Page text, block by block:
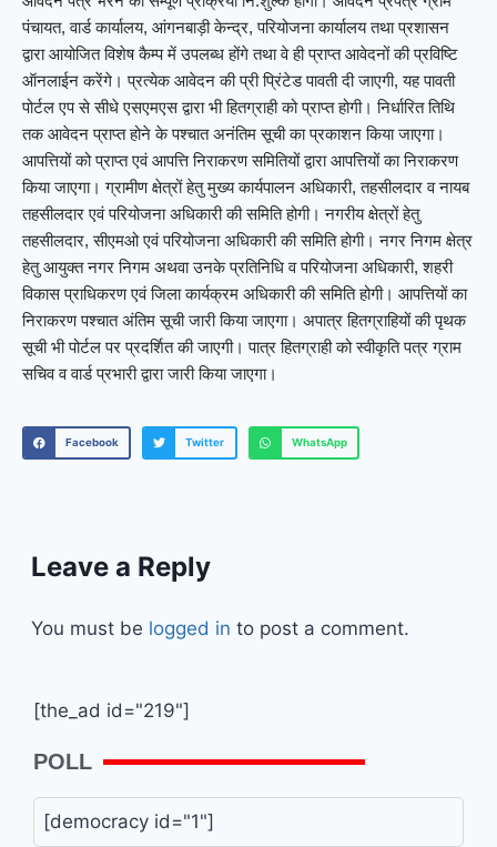
पंचायत, वार्ड कार्यालय, आंगनबाड़ी केन्द्र, परियोजना कार्यालय तथा प्रशासन
द्वारा आयोजित विशेष कैम्प में उपलब्ध होंगे तथा वे ही प्राप्त आवेदनों की प्रविष्टि
ऑनलाईन करेंगे। प्रत्येक आवेदन की प्री प्रिंटेड पावती दी जाएगी, यह पावती
पोर्टल एप से सीधे एसएमएस द्वारा भी हितग्राही को प्राप्त होगी। निर्धारित तिथि
तक आवेदन प्राप्त होने के पश्चात अनंतिम सूची का प्रकाशन किया जाएगा।
आपत्तियों को प्राप्त एवं आपत्ति निराकरण समितियों द्वारा आपत्तियों का निराकरण
किया जाएगा। ग्रामीण क्षेत्रों हेतु मुख्य कार्यपालन अधिकारी, तहसीलदार व नायब
तहसीलदार एवं परियोजना अधिकारी की समिति होगी। नगरीय क्षेत्रों हेतु
तहसीलदार, सीएमओ एवं परियोजना अधिकारी की समिति होगी। नगर निगम क्षेत्र
हेतु आयुक्त नगर निगम अथवा उनके प्रतिनिधि व परियोजना अधिकारी, शहरी
विकास प्राधिकरण एवं जिला कार्यक्रम अधिकारी की समिति होगी। आपत्तियों का
निराकरण पश्चात अंतिम सूची जारी किया जाएगा। अपात्र हितग्राहियों की पृथक
सूची भी पोर्टल पर प्रदर्शित की जाएगी। पात्र हितग्राही को स्वीकृति पत्र ग्राम
सचिव व वार्ड प्रभारी द्वारा जारी किया जाएगा।
Facebook Twitter WhatsApp
Leave a Reply
You must be logged in to post a comment.
[the_ad id="219"]
POLL
[democracy id="1"]